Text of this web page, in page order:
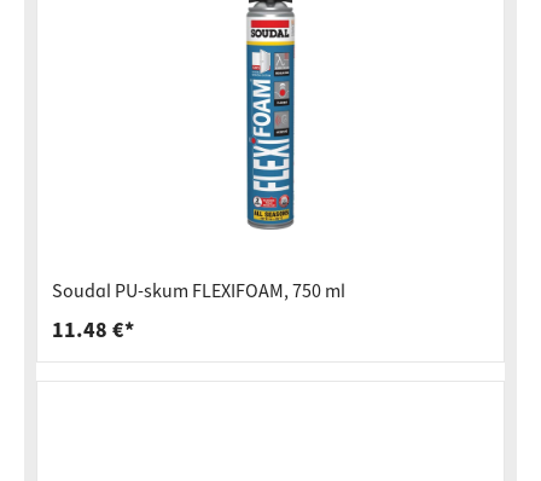
Soudal PU-skum FLEXIFOAM, 750 ml
11.48 €*